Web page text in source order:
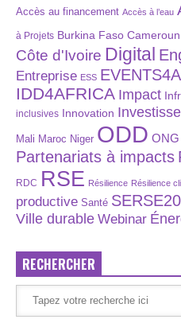
Accès au financement Accès à l’eau
à Projets Burkina Faso Cameroun
Côte d'Ivoire Digital
Entreprise ESS
IDD4AFRICA Impact
inclusives Innovation
Mali Maroc Niger ODD ONG
Partenariats à impacts
RDC RSE Résilience Résilience
productive Santé
Ville durable Webinar
RECHERCHER